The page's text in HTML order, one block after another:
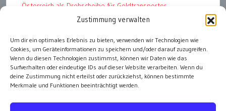
Zustimmung verwalten
Um dir ein optimales Erlebnis zu bieten, verwenden wir Technologien wie
Cookies, um Geräteinformationen zu speichern und/oder darauf zuzugreifen.
Wenn du diesen Technologien zustimmst, können wir Daten wie das
Surfverhalten oder eindeutige IDs auf dieser Website verarbeiten. Wenn du
deine Zustimmung nicht erteilst oder zurückziehst, können bestimmte
Merkmale und Funktionen beeinträchtigt werden.
Österreich als Drehscheibe für Geldtransporter
Financial Stability Report der OeNB 2026
Genug Eier fürs Osterkörberl?
Angst vor Inflation und Krieg